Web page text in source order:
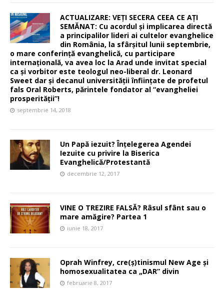
ACTUALIZARE: VEȚI SECERA CEEA CE AȚI
SEMĂNAT: Cu acordul și implicarea directă
a principalilor lideri ai cultelor evanghelice
din România, la sfârșitul lunii septembrie,
o mare conferință evanghelică, cu participare
internațională, va avea loc la Arad unde invitat special
ca și vorbitor este teologul neo-liberal dr. Leonard
Sweet dar și decanul universității înființate de profetul
fals Oral Roberts, părintele fondator al “evangheliei
prosperității”!
septembrie 14, 2018
Un Papă iezuit? Înțelegerea Agendei
Iezuite cu privire la Biserica
Evanghelică/Protestantă
decembrie 12, 2017
VINE O TREZIRE FALSĂ? Râsul sfânt sau o
mare amăgire? Partea 1
iunie 18, 2017
Oprah Winfrey, cre(ș)tinismul New Age și
homosexualitatea ca „DAR” divin
februarie 8, 2017